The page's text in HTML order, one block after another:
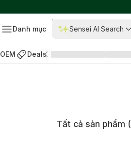
Danh mục Sensei AI Search
OEM Deals
Tất cả sản phẩm (